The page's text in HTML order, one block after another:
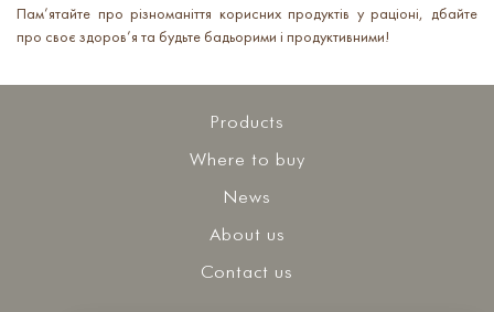
Пам’ятайте про різноманіття корисних продуктів у раціоні, дбайте
про своє здоров’я та будьте бадьорими і продуктивними!
Products
Where to buy
News
About us
Contact us